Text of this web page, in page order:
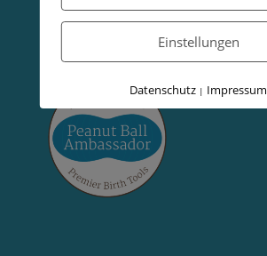
Einstellungen
Datenschutz | Impressum